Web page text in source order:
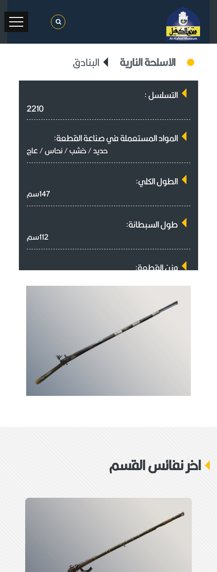
الاسلحة النارية البنادق
التسلسل :
2210
المواد المستعملة في صناعة القطعة:
حديد / خشب / نحاس / عاج
الطول الكلي:
147سم
طول السبطانة:
112سم
وزن القطعة:
آلية العمل:
طول المقبض:
مصنوع من الخشب مطعم بالعاج وصفائح من
النحاس اما السبطانة والمرود فهو من الحديد
اخر نفائس القسم